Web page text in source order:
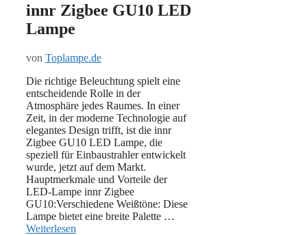
innr Zigbee GU10 LED
Lampe
von Toplampe.de
Die richtige Beleuchtung spielt eine
entscheidende Rolle in der
Atmosphäre jedes Raumes. In einer
Zeit, in der moderne Technologie auf
elegantes Design trifft, ist die innr
Zigbee GU10 LED Lampe, die
speziell für Einbaustrahler entwickelt
wurde, jetzt auf dem Markt.
Hauptmerkmale und Vorteile der
LED-Lampe innr Zigbee
GU10:Verschiedene Weißtöne: Diese
Lampe bietet eine breite Palette …
Weiterlesen